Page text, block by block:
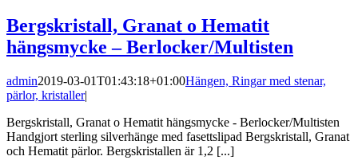
Bergskristall, Granat o Hematit
hängsmycke – Berlocker/Multisten
admin2019-03-01T01:43:18+01:00Hängen, Ringar med stenar,
pärlor, kristaller|
Bergskristall, Granat o Hematit hängsmycke - Berlocker/Multisten
Handgjort sterling silverhänge med fasettslipad Bergskristall, Granat
och Hematit pärlor. Bergskristallen är 1,2 [...]